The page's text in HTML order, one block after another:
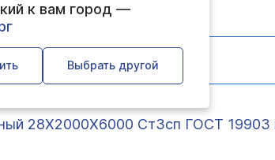
к вам город —
Выбрать другой
28Х2000Х6000 Ст3сп ГОСТ 19903